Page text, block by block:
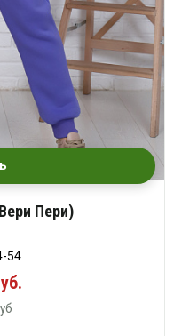
Пери)
54